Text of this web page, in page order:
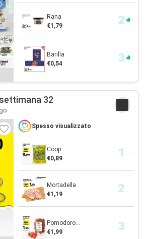
Rana
€1,79
Barilla
€0,54
32
Spesso visualizzato
Coop
€0,89
Mortadella
€1,19
Pomodoro...
€1,99